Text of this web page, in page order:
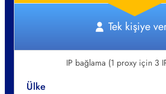
Tek kişiye
IP bağlama (1 proxy için 3
Ülke